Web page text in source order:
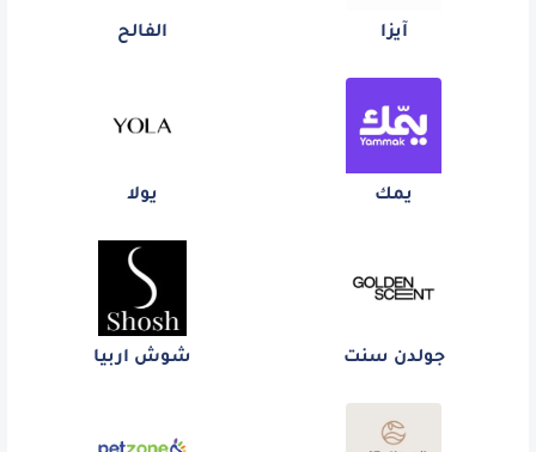
آيزا الفالح
يمك يولا
جولدن سنت شوش اربيا